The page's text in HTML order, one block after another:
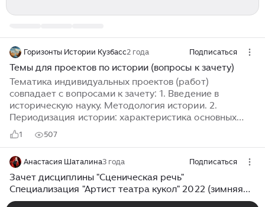
Горизонты Истории Кузбасс2 года Подписаться
Темы для проектов по истории (вопросы к зачету)
Тематика индивидуальных проектов (работ)
совпадает с вопросами к зачету: 1. Введение в
историческую науку. Методология истории. 2.
Периодизация истории: характеристика основных
периодов : Первобытное общество и Античность. 3.
Периодизация истории: характеристика основных
начале XX в. Индустриальное общество и его
особенности. 5. Россия в системе международных
отношений в начале XX в. Участие в Первой мировой
войне. 6. Великая Российская Революция . Февраль
1 507
Анастасия Шаталина3 года Подписаться
Зачет дисциплины "Сценическая речь"
Специализация "Артист театра кукол" 2022 (зимняя
сессия)